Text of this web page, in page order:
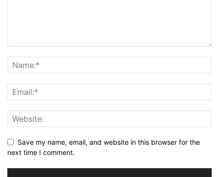
Save my name, email, and website in this browser for the
next time I comment.